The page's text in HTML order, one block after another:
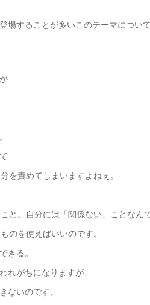
場することが多いこのテーマについ
を責めてしまいますよねぇ。
と。自分には「関係ない」ことなん
のを使えばいいのです。
きる。
がちになりますが、
ないのです。